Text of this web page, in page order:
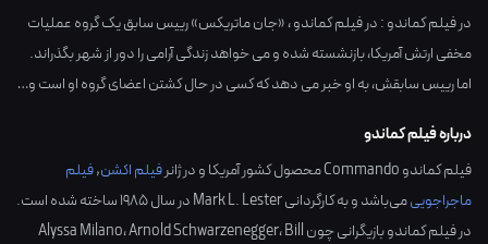
در فیلم کماندو : در فیلم کماندو ، «جان ماتریکس» رییس سابق یک گروه عملیات
مخفی ارتش آمریکا، بازنشسته شده و می خواهد زندگی آرامی را دور از شهر بگذراند.
اما رییس سابقش، به او خبر می دهد که کسی در حال کشتن اعضای گروه او است و…
درباره فیلم کماندو
فیلم کماندو Commando محصول کشور آمریکاو در ژانرفیلم اکشن,فیلم
ماجراجوییمی‌باشد و به کارگردانیMark L. Lesterدر سال1985ساخته شده است.
در فیلم کماندو بازیگرانی چون
Alyssa Milano،Arnold Schwarzenegger،Bill